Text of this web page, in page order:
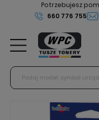
Potrzebujesz
660 776 755